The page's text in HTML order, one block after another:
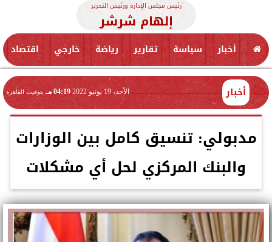
رئيس مجلس الإدارة ورئيس التحرير
إلهام شرشر
أخبار سياسة تقارير رياضة خارجي اقتصاد
أخبار الأحد، 19 يونيو 2022 04:19 مـ بتوقيت القاهرة
مدبولي: تنسيق كامل بين الوزارات
والبنك المركزي لحل أي مشكلات